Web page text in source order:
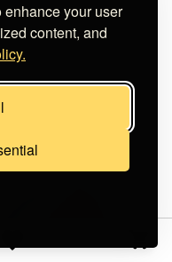
your user
content, and